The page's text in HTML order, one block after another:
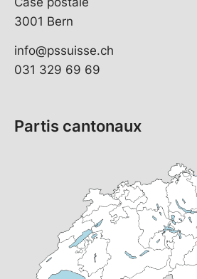
3001 Bern
info@pssuisse.ch
031 329 69 69
Partis cantonaux